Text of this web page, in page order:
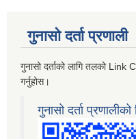
गुनासो दर्ता प्रणाली
गुनासो दर्ताको लागि तलको
गर्नुहोस।
गुनासो दर्ता